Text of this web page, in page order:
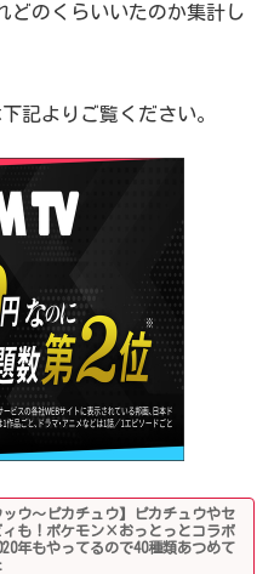
どのくらいいたのか集計し
記よりご覧ください。
ッウ～ピカチュウ】ピカチュウやセ
ィも！ポケモン×おっとっとコラボ
年もやってるので40種類あつめて